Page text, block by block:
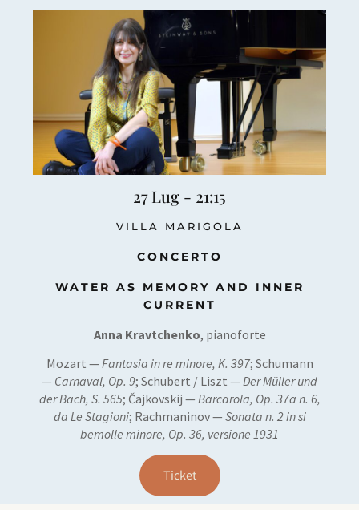
27 Lug - 21:15
VILLA MARIGOLA
CONCERTO
WATER AS MEMORY AND INNER
CURRENT
Anna Kravtchenko, pianoforte
Mozart — Fantasia in re minore, K. 397; Schumann
— Carnaval, Op. 9; Schubert / Liszt — Der Müller und
der Bach, S. 565; Čajkovskij — Barcarola, Op. 37a n. 6,
da Le Stagioni; Rachmaninov — Sonata n. 2 in si
bemolle minore, Op. 36, versione 1931
Ticket